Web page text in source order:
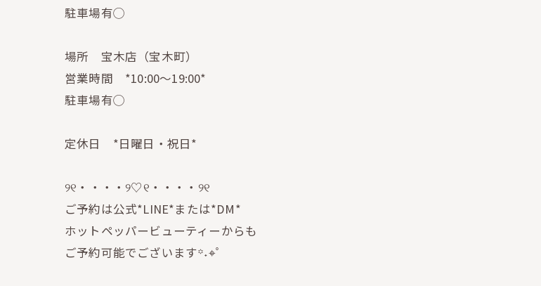
駐車場有◯
場所 宝木店（宝木町）
営業時間 *10:00〜19:00*
駐車場有◯
定休日 *日曜日・祝日*
୨୧・・・・୨♡୧・・・・୨୧
ご予約は公式*LINE*または*DM*
ホットペッパービューティーからも
ご予約可能でございます꙳˖⌖ﾟ